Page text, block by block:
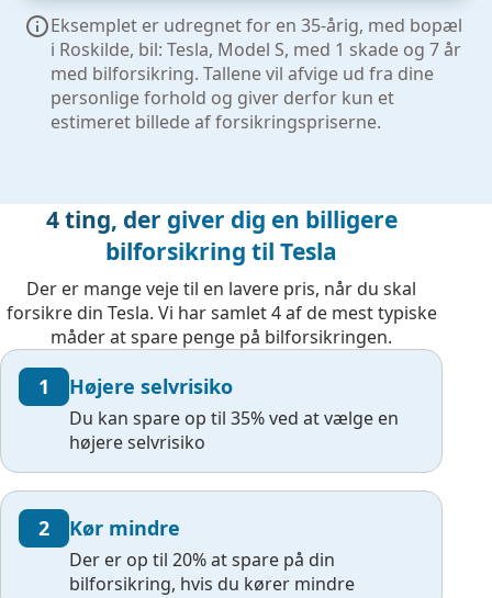
Eksemplet er udregnet for en 35-årig, med bopæl
i Roskilde, bil: Tesla, Model S, med 1 skade og 7 år
med bilforsikring. Tallene vil afvige ud fra dine
personlige forhold og giver derfor kun et
estimeret billede af forsikringspriserne.
4 ting, der giver dig en billigere
bilforsikring til Tesla
Der er mange veje til en lavere pris, når du skal
forsikre din Tesla. Vi har samlet 4 af de mest typiske
måder at spare penge på bilforsikringen.
1 Højere selvrisiko
Du kan spare op til 35% ved at vælge en
højere selvrisiko
2 Kør mindre
Der er op til 20% at spare på din
bilforsikring, hvis du kører mindre